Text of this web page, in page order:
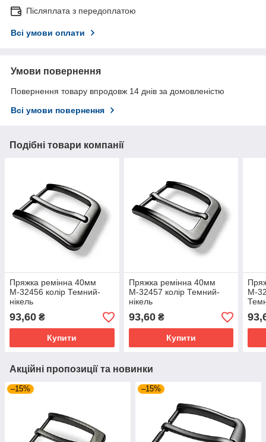
Післяплата з передоплатою
Всі умови оплати
Умови повернення
Повернення товару впродовж 14 днів за домовленістю
Всі умови повернення
Подібні товари компанії
Пряжка ремінна 40мм
М-32456 колір Темний-
нікель
93,60 ₴
Купити
Пряжка ремінна 40мм
М-32457 колір Темний-
нікель
93,60₴
Купити
М-
Акційні пропозиції та новинки
–15% –15%